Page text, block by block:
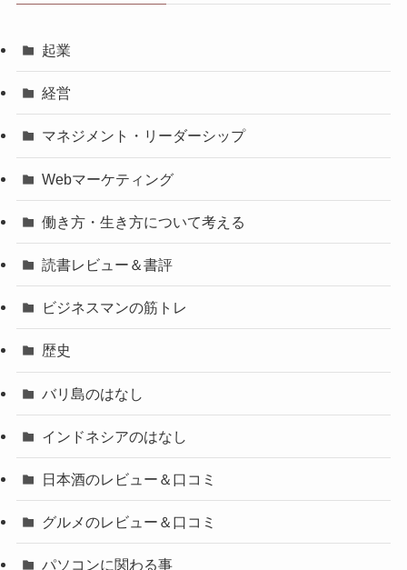
起業
経営
マネジメント・リーダーシップ
Webマーケティング
働き方・生き方について考える
読書レビュー＆書評
ビジネスマンの筋トレ
歴史
バリ島のはなし
インドネシアのはなし
日本酒のレビュー＆口コミ
グルメのレビュー＆口コミ
パソコンに関わる事